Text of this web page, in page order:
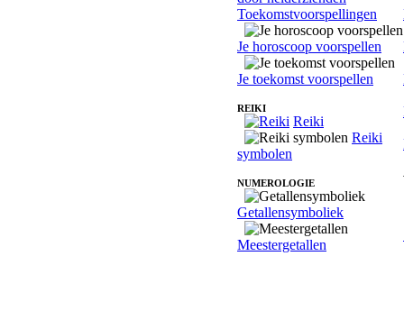
Toekomstvoorspellingen
Je horoscoop voorspellen
Je toekomst voorspellen
REIKI
Reiki
Reiki
symbolen
NUMEROLOGIE
Getallensymboliek
Meestergetallen